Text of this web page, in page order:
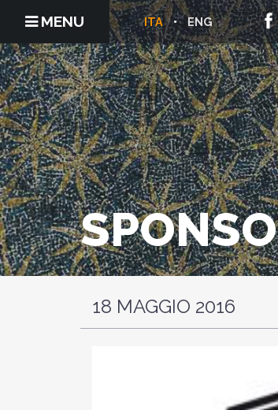
MENU ENG
ITA
18 MAGGIO 2016